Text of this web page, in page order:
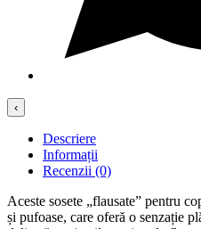
‹
Descriere
Informații
Recenzii (0)
Aceste sosete „flausate” pentru
și pufoase, care oferă o senzație